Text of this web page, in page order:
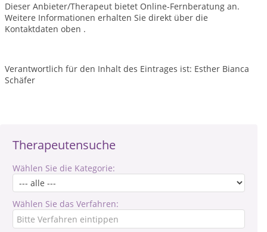
Therapeutensuche
Wählen Sie die Kategorie:
Wählen Sie das Verfahren:
Dieser Anbieter/Therapeut bietet Online-Fernberatung an.
Weitere Informationen erhalten Sie direkt über die
Kontaktdaten oben .
Verantwortlich für den Inhalt des Eintrages ist: Esther Bianca
Schäfer